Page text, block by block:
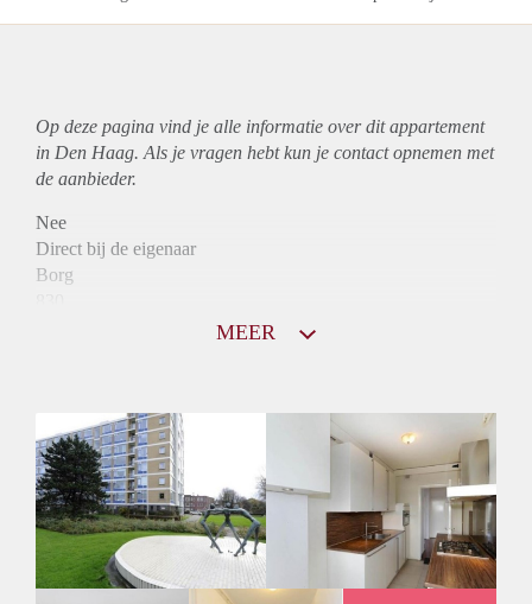
Op deze pagina vind je alle informatie over ditappartement
in Den Haag. Als je vragen hebt kun je contact opnemen met
de aanbieder.
Nee
Direct bij de eigenaar
Borg
Inkomen eis
N.V.T.
Huurtermijn
Onbepaalde termijn
Oplevering
Kaal
MEER